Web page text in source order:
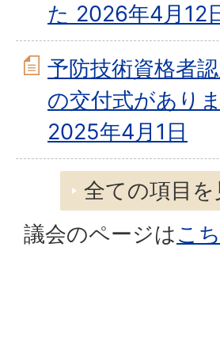
た 2026年4月12
予防技術資格者
の交付式があり
2025年4月1日
全ての項目を
議会のページはこ